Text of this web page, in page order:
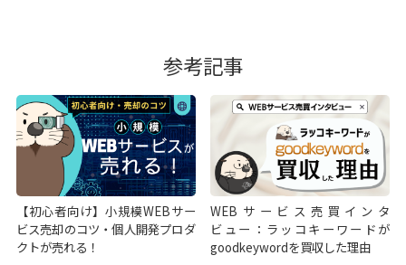
参考記事
【初心者向け】小規模WEBサー
ビス売却のコツ・個人開発プロダ
クトが売れる！
WEBサービス売買インタ
ビュー：ラッコキーワードが
goodkeywordを買収した理由